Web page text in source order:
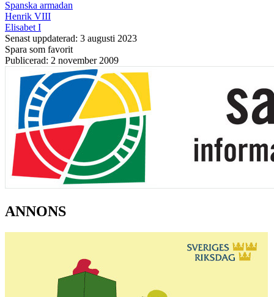
Spanska armadan
Henrik VIII
Elisabet I
Senast uppdaterad: 3 augusti 2023
Spara som favorit
Publicerad: 2 november 2009
ANNONS